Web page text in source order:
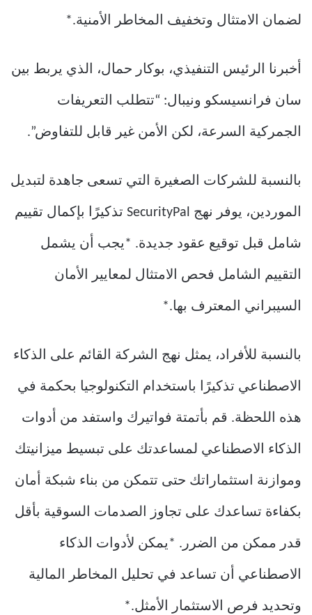
لضمان الامتثال وتخفيف المخاطر الأمنية.*
أخبرنا الرئيس التنفيذي، بوكار حمال، الذي يربط بين
سان فرانسيسكو ونيبال: “تتطلب التعريفات
الجمركية السرعة، لكن الأمن غير قابل للتفاوض”.
بالنسبة للشركات الصغيرة التي تسعى جاهدة لتبديل
الموردين، يوفر نهج SecurityPal تذكيرًا بإكمال تقييم
شامل قبل توقيع عقود جديدة. *يجب أن يشمل
التقييم الشامل فحص الامتثال لمعايير الأمان
السيبراني المعترف بها.*
بالنسبة للأفراد، يمثل نهج الشركة القائم على الذكاء
الاصطناعي تذكيرًا باستخدام التكنولوجيا بحكمة في
هذه اللحظة. قم بأتمتة فواتيرك واستفد من أدوات
الذكاء الاصطناعي لمساعدتك على تبسيط ميزانيتك
وموازنة استثماراتك حتى تتمكن من بناء شبكة أمان
بكفاءة تساعدك على تجاوز الصدمات السوقية بأقل
قدر ممكن من الضرر. *يمكن لأدوات الذكاء
الاصطناعي أن تساعد في تحليل المخاطر المالية
وتحديد فرص الاستثمار الأمثل.*